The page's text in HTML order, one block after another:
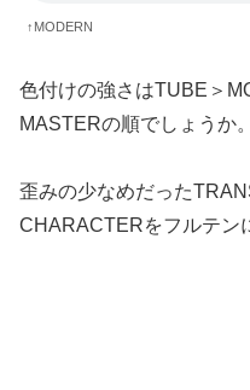
↑MODERN
色付けの強さはTUBE＞
MASTERの順でしょうか。
歪みの少なめだった
CHARACTERをフルテン